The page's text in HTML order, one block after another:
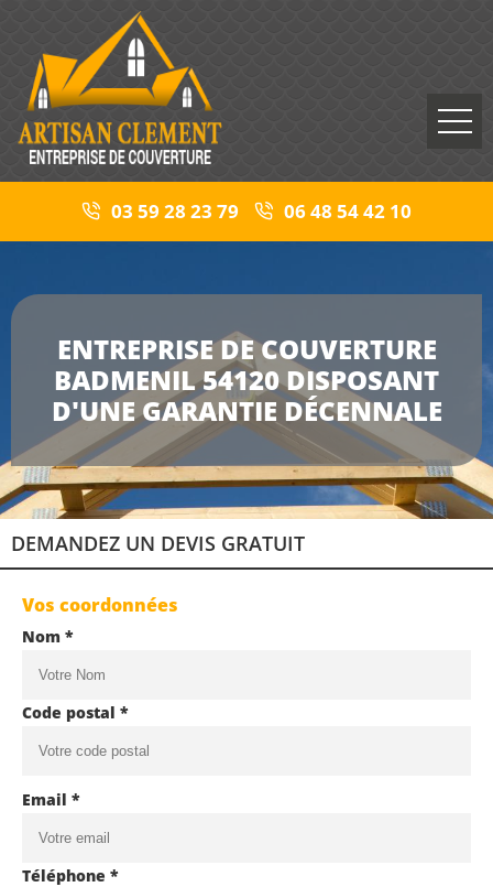
03 59 28 23 79 06 48 54 42 10
ENTREPRISE DE COUVERTURE
BADMENIL 54120 DISPOSANT
D'UNE GARANTIE DÉCENNALE
DEMANDEZ UN DEVIS GRATUIT
Vos coordonnées
Nom *
Code postal *
Email *
Téléphone *